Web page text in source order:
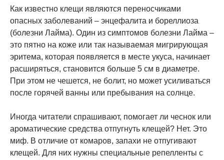
Как известно клещи являются переносчиками
опасных заболеваний – энцефалита и бореллиоза
(болезни Лайма). Один из симптомов болезни Лайма –
это пятно на коже или так называемая мигрирующая
эритема, которая появляется в месте укуса, начинает
расширяться, становится больше 5 см в диаметре.
При этом не чешется, не болит, но может усиливаться
после горячей ванны или пребывания на солнце.
Иногда читатели спрашивают, помогает ли чеснок или
ароматические средства отпугнуть клещей? Нет. Это
миф. В отличие от комаров, запахи не отпугивают
клещей. Для них нужны специальные репелленты с